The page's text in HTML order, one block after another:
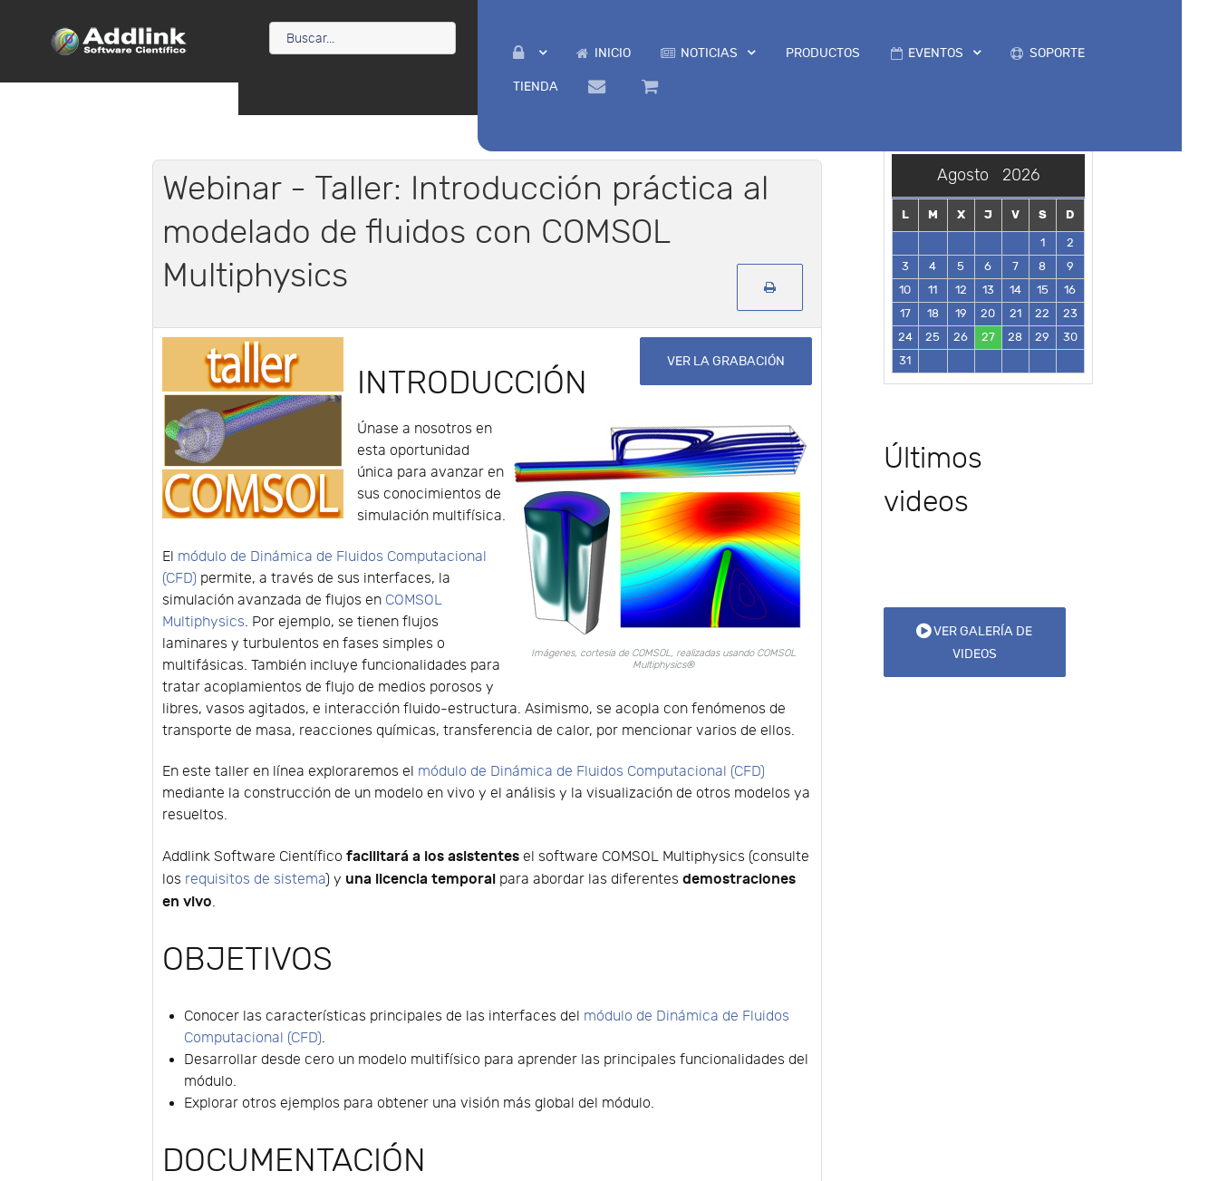
INICIO NOTICIAS PRODUCTOS EVENTOS SOPORTE
TIENDA
Webinar - Taller: Introducción práctica al
modelado de fluidos con COMSOL
Multiphysics
VER LA GRABACIÓN
INTRODUCCIÓN
Imágenes, cortesía de COMSOL, realizadas usando COMSOL
Multiphysics®
Únase a nosotros en
esta oportunidad
única para avanzar en
sus conocimientos de
simulación multifísica.
El módulo de Dinámica de Fluidos Computacional
(CFD) permite, a través de sus interfaces, la
simulación avanzada de flujos en COMSOL
Multiphysics. Por ejemplo, se tienen flujos
laminares y turbulentos en fases simples o
multifásicas. También incluye funcionalidades para
tratar acoplamientos de flujo de medios porosos y
libres, vasos agitados, e interacción fluido-estructura. Asimismo, se acopla con fenómenos de
transporte de masa, reacciones químicas, transferencia de calor, por mencionar varios de ellos.
En este taller en línea exploraremos el módulo de Dinámica de Fluidos Computacional (CFD)
mediante la construcción de un modelo en vivo y el análisis y la visualización de otros modelos ya
resueltos.
Addlink Software Científicofacilitará a los asistentes el software COMSOL Multiphysics (consulte
los requisitos de sistema) y una licencia temporal para abordar las diferentesdemostraciones
en vivo.
OBJETIVOS
Conocer las características principales de las interfaces del módulo de Dinámica de Fluidos
Computacional (CFD).
Desarrollar desde cero un modelo multifísico para aprender las principales funcionalidades del
módulo.
Explorar otros ejemplos para obtener una visión más global del módulo.
DOCUMENTACIÓN
Agosto 2026
L M X J V S
D
1
2
3
4 5 6 7 8
9
10
11 12 13 14 15
16
17
18 19 20 21 22
23
24
25 26 27 28 29
30
31
Últimos
videos
VER GALERÍA DE
VIDEOS